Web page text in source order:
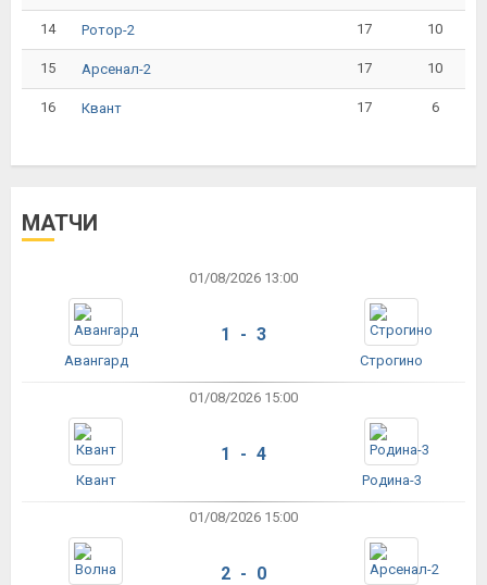
14 Ротор-2 17 10
15 Арсенал-2 17 10
16 Квант 17 6
МАТЧИ
01/08/2026 13:00
Авангард
1 - 3
Строгино
01/08/2026 15:00
Квант
1 - 4
Родина-3
01/08/2026 15:00
2 - 0